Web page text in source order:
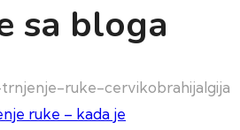
sa bloga
ruke – kada je